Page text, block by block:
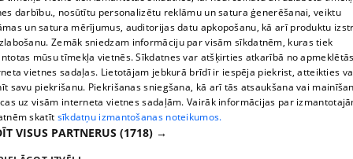
TВ-программа
Условия договора
360 Ziņu kontakti
Helio Media
Служба помощи портала: э-почта -
darbību., nosūtītu personalizētu reklāmu un satura ģenerēšanai, veiktu
un satura mērījumus, auditorijas datu apkopošanu, kā arī produktu
Zemāk sniedzam informāciju par visām sīkdatnēm, kuras tiek
mūsu tīmekļa vietnēs. Sīkdatnes var atšķirties atkarībā no
vietnes sadaļas. Lietotājam jebkurā brīdī ir iespēja piekrist, atteikties
savu piekrišanu. Piekrišanas sniegšana, kā arī tās atsaukšana vai
uz visām interneta vietnes sadaļām. Vairāk informācijas par
skatīt sīkdatņu izmantošanas noteikumos.
VISUS PARTNERUS (1718) →